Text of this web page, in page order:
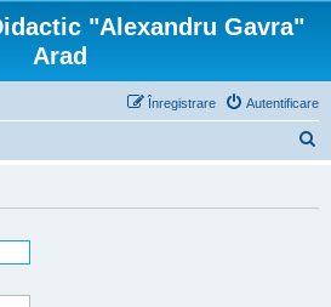
"Alexandru Gavra"
Arad
Autentificare
Înregistrare